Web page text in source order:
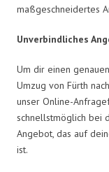
maßgeschneidertes
Unverbindliches
Um dir einen
Umzug von Fürth
unser Online-
schnellstmöglich bei
Angebot, das auf
ist.